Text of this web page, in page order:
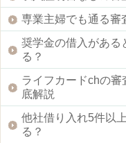
専業主婦でも通る審
奨学金の借入がある
る？
ライフカードchの
底解説
他社借り入れ5件以
る？